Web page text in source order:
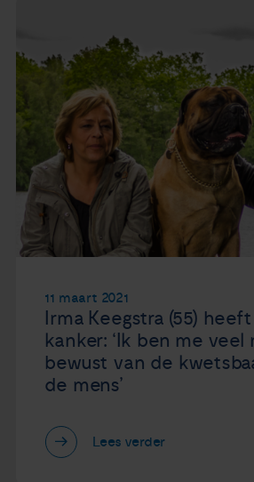
11 maart 2021
Irma Keegstra (55)
kanker: ‘Ik ben me veel
bewust van de
de mens’
Lees verder